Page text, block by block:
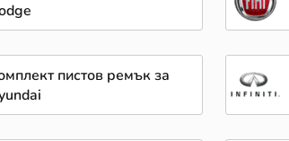
пистов ремък за